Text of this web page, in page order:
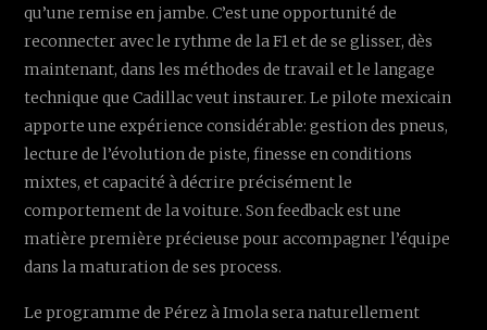
qu’une remise en jambe. C’est une opportunité de
reconnecter avec le rythme de la F1 et de se glisser, dès
maintenant, dans les méthodes de travail et le langage
technique que Cadillac veut instaurer. Le pilote mexicain
apporte une expérience considérable: gestion des pneus,
lecture de l’évolution de piste, finesse en conditions
mixtes, et capacité à décrire précisément le
comportement de la voiture. Son feedback est une
matière première précieuse pour accompagner l’équipe
dans la maturation de ses process.
Le programme de Pérez à Imola sera naturellement